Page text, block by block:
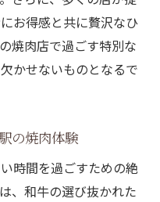
お得感と共に贅沢なひ
焼肉店で過ごす特別な
かせないものとなるで
の焼肉体験
時間を過ごすための絶
、和牛の選び抜かれた